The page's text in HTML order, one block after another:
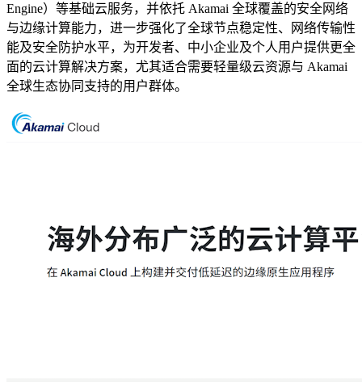
Engine）等基础云服务，并依托 Akamai 全球覆盖的安全网络
与边缘计算能力，进一步强化了全球节点稳定性、网络传输性
能及安全防护水平，为开发者、中小企业及个人用户提供更全
面的云计算解决方案，尤其适合需要轻量级云资源与 Akamai
全球生态协同支持的用户群体。